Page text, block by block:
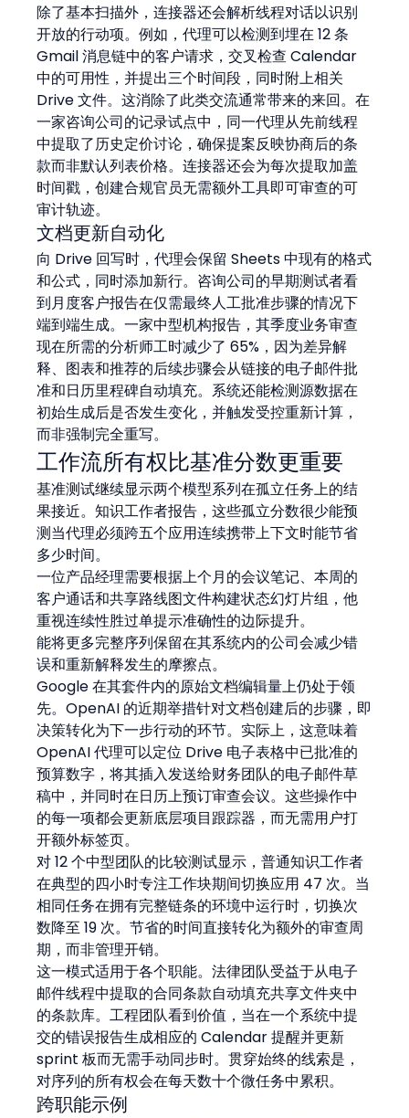
除了基本扫描外，连接器还会解析线程对话以识别
开放的行动项。例如，代理可以检测到埋在 12 条
Gmail 消息链中的客户请求，交叉检查 Calendar
中的可用性，并提出三个时间段，同时附上相关
Drive 文件。这消除了此类交流通常带来的来回。在
一家咨询公司的记录试点中，同一代理从先前线程
中提取了历史定价讨论，确保提案反映协商后的条
款而非默认列表价格。连接器还会为每次提取加盖
时间戳，创建合规官员无需额外工具即可审查的可
审计轨迹。
文档更新自动化
向 Drive 回写时，代理会保留 Sheets 中现有的格式
和公式，同时添加新行。咨询公司的早期测试者看
到月度客户报告在仅需最终人工批准步骤的情况下
端到端生成。一家中型机构报告，其季度业务审查
现在所需的分析师工时减少了 65%，因为差异解
释、图表和推荐的后续步骤会从链接的电子邮件批
准和日历里程碑自动填充。系统还能检测源数据在
初始生成后是否发生变化，并触发受控重新计算，
而非强制完全重写。
工作流所有权比基准分数更重要
基准测试继续显示两个模型系列在孤立任务上的结
果接近。知识工作者报告，这些孤立分数很少能预
测当代理必须跨五个应用连续携带上下文时能节省
多少时间。
一位产品经理需要根据上个月的会议笔记、本周的
客户通话和共享路线图文件构建状态幻灯片组，他
重视连续性胜过单提示准确性的边际提升。
能将更多完整序列保留在其系统内的公司会减少错
误和重新解释发生的摩擦点。
Google 在其套件内的原始文档编辑量上仍处于领
先。OpenAI 的近期举措针对文档创建后的步骤，即
决策转化为下一步行动的环节。实际上，这意味着
OpenAI 代理可以定位 Drive 电子表格中已批准的
预算数字，将其插入发送给财务团队的电子邮件草
稿中，并同时在日历上预订审查会议。这些操作中
的每一项都会更新底层项目跟踪器，而无需用户打
开额外标签页。
对 12 个中型团队的比较测试显示，普通知识工作者
在典型的四小时专注工作块期间切换应用 47 次。当
相同任务在拥有完整链条的环境中运行时，切换次
数降至 19 次。节省的时间直接转化为额外的审查周
期，而非管理开销。
这一模式适用于各个职能。法律团队受益于从电子
邮件线程中提取的合同条款自动填充共享文件夹中
的条款库。工程团队看到价值，当在一个系统中提
交的错误报告生成相应的 Calendar 提醒并更新
sprint 板而无需手动同步时。贯穿始终的线索是，
对序列的所有权会在每天数十个微任务中累积。
跨职能示例